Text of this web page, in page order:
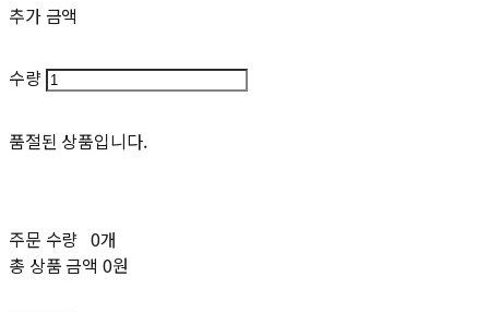
추가 금액
수량
품절된 상품입니다.
주문 수량 0개
총 상품 금액 0원